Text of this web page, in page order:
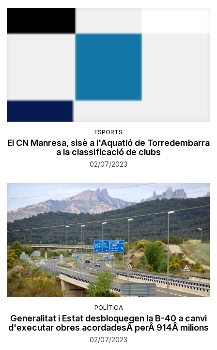
ESPORTS
El CN Manresa, sisè a l'Aquatló de Torredembarra
a la classificació de clubs
02/07/2023
POLÍTICA
Generalitat i Estat desbloquegen la B-40 a canvi
d'executar obres acordadesÂ perÂ 914Â milions
02/07/2023